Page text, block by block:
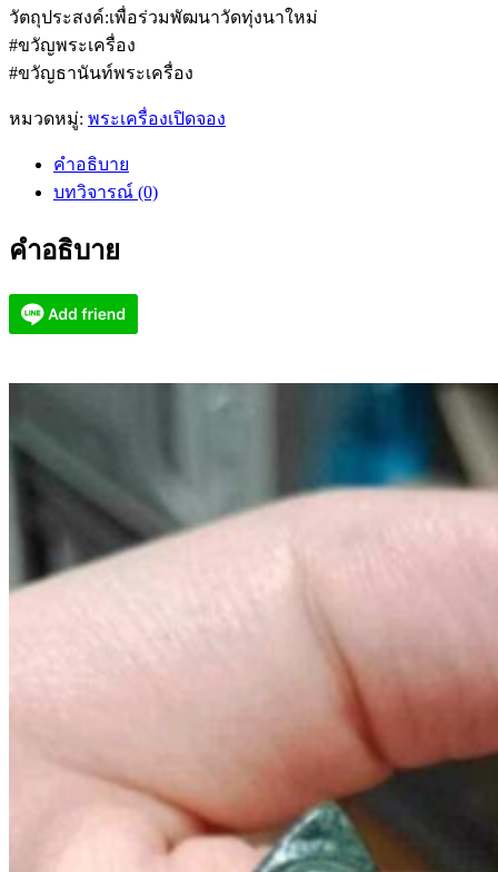
วัตถุประสงค์:เพื่อร่วมพัฒนาวัดทุ่งนาใหม่
#ขวัญพระเครื่อง
#ขวัญธานันท์พระเครื่อง
หมวดหมู่: พระเครื่องเปิดจอง
คำอธิบาย
บทวิจารณ์ (0)
คำอธิบาย